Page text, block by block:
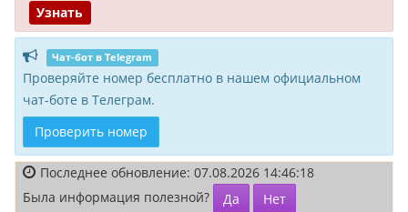
Узнать
Чат-бот в Telegram
Проверяйте номер бесплатно в нашем официальном
чат-боте в Телеграм.
Проверить номер
Последнее обновление: 07.08.2026 14:46:18
Была информация полезной?
Да Нет